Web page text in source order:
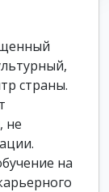
страны.
не
на